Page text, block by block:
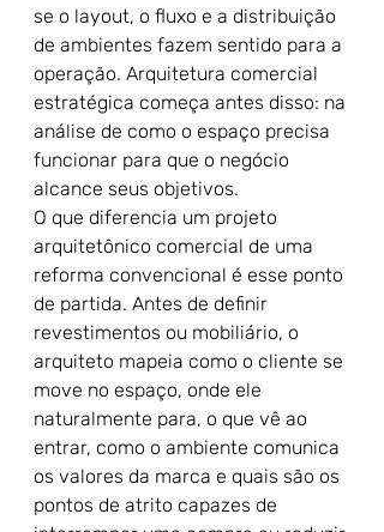
se o layout, o fluxo e a distribuição
de ambientes fazem sentido para a
operação. Arquitetura comercial
estratégica começa antes disso: na
análise de como o espaço precisa
funcionar para que o negócio
alcance seus objetivos.
O que diferencia um projeto
arquitetônico comercial de uma
reforma convencional é esse ponto
de partida. Antes de definir
revestimentos ou mobiliário, o
arquiteto mapeia como o cliente se
move no espaço, onde ele
naturalmente para, o que vê ao
entrar, como o ambiente comunica
os valores da marca e quais são os
pontos de atrito capazes de